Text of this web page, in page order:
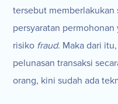
tersebut
persyaratan
risiko fraud. Maka dari
pelunasan transaksi
orang, kini sudah ada